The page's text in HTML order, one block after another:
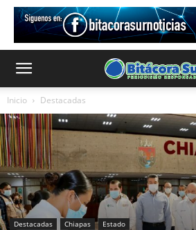
Inicio Destacadas
Destacadas Chiapas Estado